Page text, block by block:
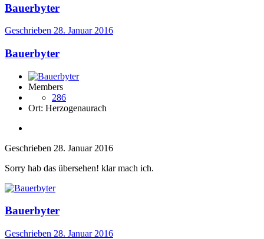
Bauerbyter
Geschrieben 28. Januar 2016
Bauerbyter
Members
286
Ort: Herzogenaurach
Geschrieben 28. Januar 2016
Sorry hab das übersehen! klar mach ich.
Bauerbyter
Geschrieben 28. Januar 2016